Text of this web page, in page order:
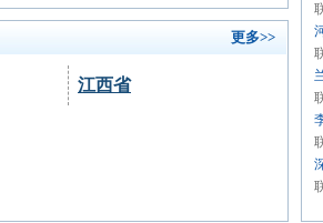
更多>>
江西省